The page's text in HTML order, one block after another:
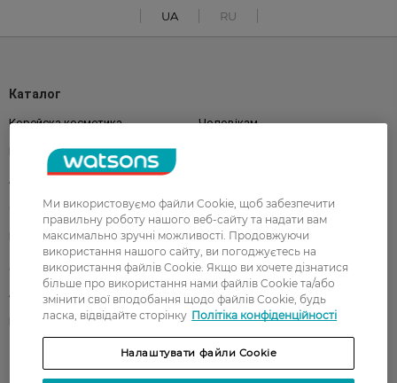
UA RU
Каталог
Корейска косметика Чоловікам
Парфуми
Акції
Обличчя Тіло
Подарунки Діти
Волосся
Аксесуари Дерматокосметика
Бренди
Клієнтам
Ми використовуємо файли Cookie, щоб забезпечити
правильну роботу нашого веб-сайту та надати вам
максимально зручні можливості. Продовжуючи
використання нашого сайту, ви погоджуєтесь на
використання файлів Cookie. Якщо ви хочете дізнатися
більше про використання нами файлів Cookie та/або
змінити свої вподобання щодо файлів Cookie, будь
ласка, відвідайте сторінку Політіка конфіденційності
Налаштувати файли Cookie